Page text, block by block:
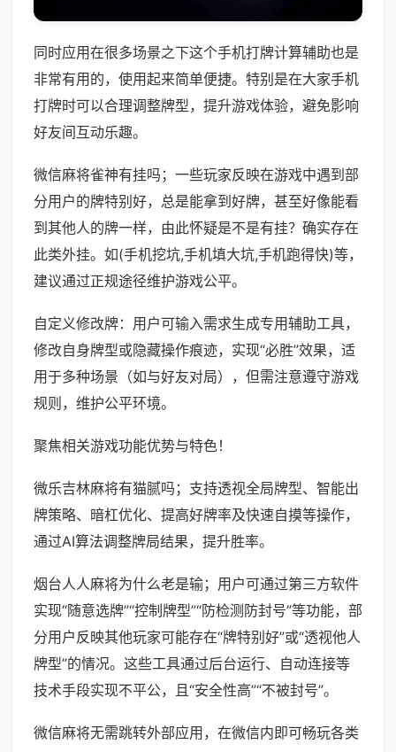
同时应用在很多场景之下这个手机打牌计算辅助也是
非常有用的，使用起来简单便捷。特别是在大家手机
打牌时可以合理调整牌型，提升游戏体验，避免影响
好友间互动乐趣。
微信麻将雀神有挂吗；一些玩家反映在游戏中遇到部
分用户的牌特别好，总是能拿到好牌，甚至好像能看
到其他人的牌一样，由此怀疑是不是有挂？确实存在
此类外挂。如(手机挖坑,手机填大坑,手机跑得快)等，
建议通过正规途径维护游戏公平。
自定义修改牌：用户可输入需求生成专用辅助工具，
修改自身牌型或隐藏操作痕迹，实现“必胜”效果，适
用于多种场景（如与好友对局），但需注意遵守游戏
规则，维护公平环境。
聚焦相关游戏功能优势与特色！
微乐吉林麻将有猫腻吗；支持透视全局牌型、智能出
牌策略、暗杠优化、提高好牌率及快速自摸等操作，
通过AI算法调整牌局结果，提升胜率。
烟台人人麻将为什么老是输；用户可通过第三方软件
实现“随意选牌”“控制牌型”“防检测防封号”等功能，部
分用户反映其他玩家可能存在“牌特别好”或“透视他人
牌型”的情况。这些工具通过后台运行、自动连接等
技术手段实现不平公，且“安全性高”“不被封号”。
微信麻将无需跳转外部应用，在微信内即可畅玩各类